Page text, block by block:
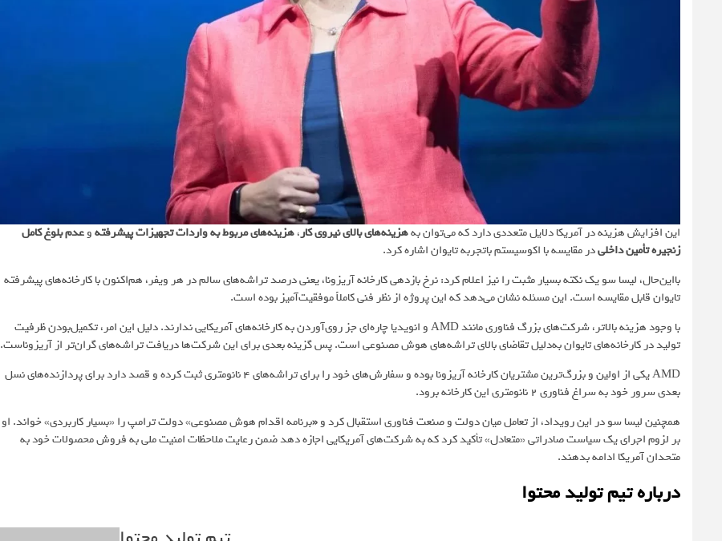
این افزایش هزینه در آمریکا دلایل متعددی دارد که می‌توان بههزینه‌های بالای نیروی کار،هزینه‌های مربوط به واردات تجهیزات پیشرفتهوعدم بلوغ کامل
زنجیره تأمین داخلیدر مقایسه با اکوسیستم باتجربه تایوان اشاره کرد.
بااین‌حال، لیسا سو یک نکته بسیار مثبت را نیز اعلام کرد: نرخ بازدهی کارخانه آریزونا، یعنی درصد تراشه‌های سالم در هر ویفر، هم‌اکنون با کارخانه‌های پیشرفته
تایوان قابل مقایسه است. این مسئله نشان می‌دهد که این پروژه از نظر فنی کاملاً موفقیت‌آمیز بوده است.
با وجود هزینه بالاتر، شرکت‌های بزرگ فناوری مانند AMD و انویدیا چاره‌ای جز روی‌آوردن به کارخانه‌های آمریکایی ندارند. دلیل این امر، تکمیل‌بودن ظرفیت
تولید در کارخانه‌های تایوان به‌دلیل تقاضای بالای تراشه‌های هوش مصنوعی است. پس گزینه بعدی برای این شرکت‌ها دریافت تراشه‌های گران‌تر از آریزوناست.
AMD یکی از اولین و بزرگ‌ترین مشتریان کارخانه آریزونا بوده و سفارش‌های خود را برای تراشه‌های ۴ نانومتری ثبت کرده و قصد دارد برای پردازنده‌های نسل
بعدی سرور خود به سراغ فناوری ۲ نانومتری این کارخانه برود.
همچنین لیسا سو در این رویداد، از تعامل میان دولت و صنعت فناوری استقبال کرد و«برنامه اقدام هوش مصنوعی» دولت ترامپ را «بسیار کاربردی» خواند. او
بر لزوم اجرای یک سیاست صادراتی «متعادل» تأکید کرد که به شرکت‌های آمریکایی اجازه دهد ضمن رعایت ملاحظات امنیت ملی به فروش محصولات خود به
متحدان آمریکا ادامه بدهند.
درباره تیم تولید محتوا